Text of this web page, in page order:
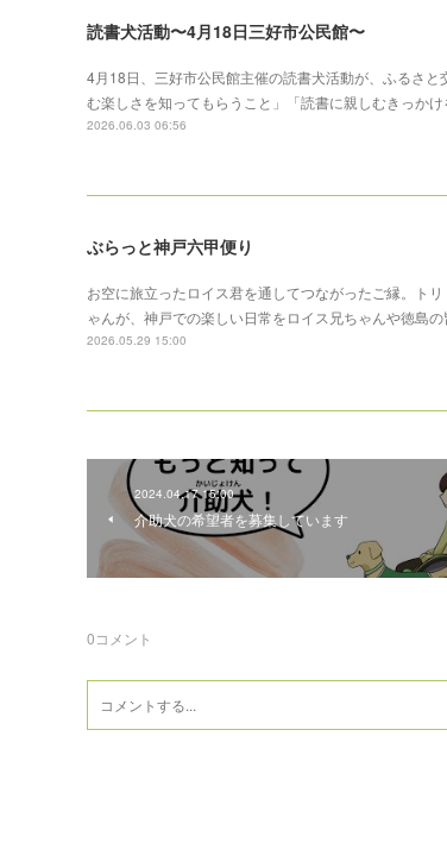
読書犬活動〜4月18日三好市公民館〜
4月18日、三好市公民館主催の読書犬活動が、ふるさ
む楽しさを知ってもらうこと」「読書に親しむきっか
2026.06.03 06:56
ぶらっと神戸六甲便り
お空に旅立ったロイス君を通してつながったご縁。ト
ゃんが、神戸での楽しい日常をロイス兄ちゃんや徳島
2026.05.29 15:00
2024.04.17 15:00
介助犬の希望者を募集しています
0コメント